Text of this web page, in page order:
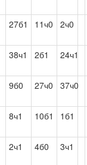
27б1 11ч0 2ч0
38ч1 2б1 24ч1
9б0 27ч0 37ч0
8ч1 10б1 1б1
2ч1 4б0 3ч1